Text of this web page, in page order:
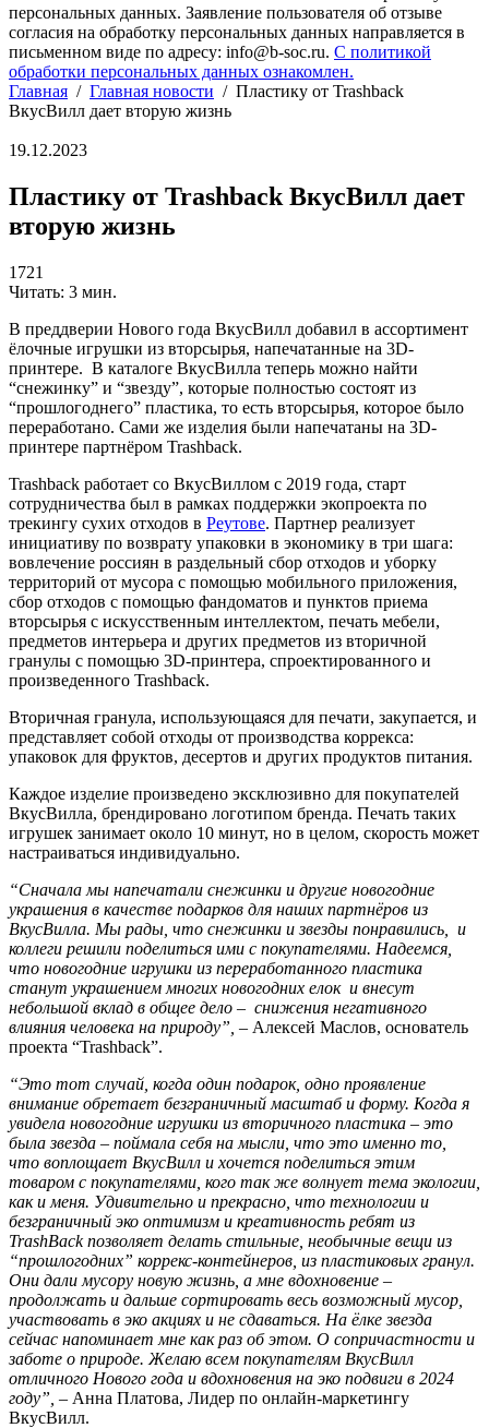
персональных данных. Заявление пользователя об отзыве
согласия на обработку персональных данных направляется в
письменном виде по адресу: info@b-soc.ru. С политикой
обработки персональных данных ознакомлен.
Главная / Главная новости / Пластику от Trashback
ВкусВилл дает вторую жизнь
19.12.2023
Пластику от Trashback ВкусВилл дает
вторую жизнь
1721
Читать: 3 мин.
В преддверии Нового года ВкусВилл добавил в ассортимент
ёлочные игрушки из вторсырья, напечатанные на 3D-
принтере. В каталоге ВкусВилла теперь можно найти
“снежинку” и “звезду”, которые полностью состоят из
“прошлогоднего” пластика, то есть вторсырья, которое было
переработано. Сами же изделия были напечатаны на 3D-
принтере партнёром Trashback.
Trashback работает со ВкусВиллом с 2019 года, старт
сотрудничества был в рамках поддержки экопроекта по
трекингу сухих отходов в Реутове. Партнер реализует
инициативу по возврату упаковки в экономику в три шага:
вовлечение россиян в раздельный сбор отходов и уборку
территорий от мусора с помощью мобильного приложения,
сбор отходов с помощью фандоматов и пунктов приема
вторсырья с искусственным интеллектом, печать мебели,
предметов интерьера и других предметов из вторичной
гранулы с помощью 3D-принтера, спроектированного и
произведенного Trashback.
Вторичная гранула, использующаяся для печати, закупается, и
представляет собой отходы от производства коррекса:
упаковок для фруктов, десертов и других продуктов питания.
Каждое изделие произведено эксклюзивно для покупателей
ВкусВилла, брендировано логотипом бренда. Печать таких
игрушек занимает около 10 минут, но в целом, скорость может
настраиваться индивидуально.
“Сначала мы напечатали снежинки и другие новогодние
украшения в качестве подарков для наших партнёров из
ВкусВилла. Мы рады, что снежинки и звезды понравились, и
коллеги решили поделиться ими с покупателями. Надеемся,
что новогодние игрушки из переработанного пластика
станут украшением многих новогодних елок и внесут
небольшой вклад в общее дело – снижения негативного
влияния человека на природу”, – Алексей Маслов, основатель
проекта “Trashback”.
“Это тот случай, когда один подарок, одно проявление
внимание обретает безграничный масштаб и форму. Когда я
увидела новогодние игрушки из вторичного пластика – это
была звезда – поймала себя на мысли, что это именно то,
что воплощает ВкусВилл и хочется поделиться этим
товаром с покупателями, кого так же волнует тема экологии,
как и меня. Удивительно и прекрасно, что технологии и
безграничный эко оптимизм и креативность ребят из
TrashBack позволяет делать стильные, необычные вещи из
“прошлогодних” коррекс-контейнеров, из пластиковых гранул.
Они дали мусору новую жизнь, а мне вдохновение –
продолжать и дальше сортировать весь возможный мусор,
участвовать в эко акциях и не сдаваться. На ёлке звезда
сейчас напоминает мне как раз об этом. О сопричастности и
заботе о природе. Желаю всем покупателям ВкусВилл
отличного Нового года и вдохновения на эко подвиги в 2024
году”, – Анна Платова, Лидер по онлайн-маркетингу
ВкусВилл.